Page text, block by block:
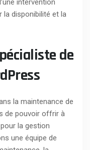
intervention
la disponibilité et la
de
la maintenance de
de pouvoir offrir à
la gestion
une équipe de